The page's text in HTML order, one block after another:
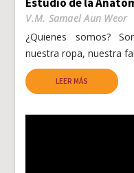
V.M. Samael Aun Weor
¿Quienes somos?
nuestra ropa, nuestra
LEER MÁS